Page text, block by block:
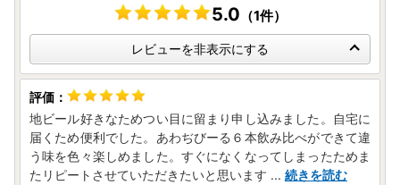
5.0 （1件）
レビューを非表示にする
地ビール好きなためつい目に留まり申し込みました。自宅に
届くため便利でした。あわぢびーる６本飲み比べができて違
う味を色々楽しめました。すぐになくなってしまったためま
たリピートさせていただきたいと思います ... 続きを読む